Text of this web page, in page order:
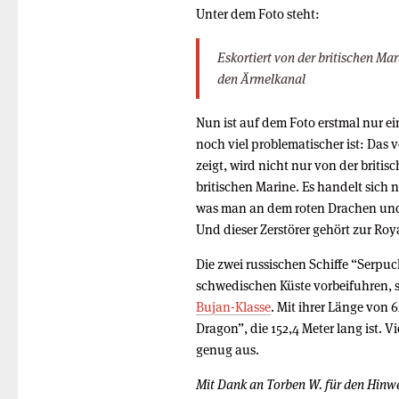
Unter dem Foto steht:
Eskortiert von der britischen
den Ärmelkanal
Nun ist auf dem Foto erstmal nur
noch viel problematischer ist: Das
zeigt, wird nicht nur von der
britischen Marine. Es handelt sich
was man an dem roten Drachen
Und dieser Zerstörer gehört zur
Die zwei russischen Schiffe
schwedischen Küste
Bujan-Klasse. Mit ihrer Länge von
Dragon”, die 152,4 Meter lang ist.
genug aus.
Mit Dank an Torben W. für den